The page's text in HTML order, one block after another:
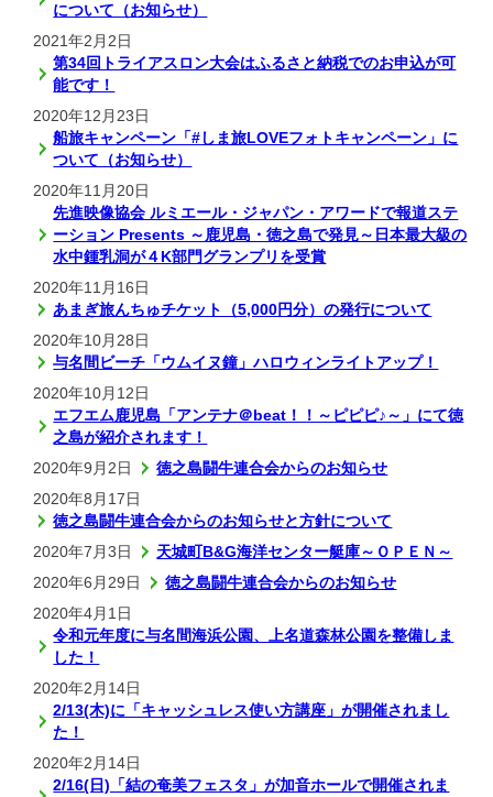
について（お知らせ）
2021年2月2日
第34回トライアスロン大会はふるさと納税でのお申込が可
能です！
2020年12月23日
船旅キャンペーン「#しま旅LOVEフォトキャンペーン」に
ついて（お知らせ）
2020年11月20日
先進映像協会 ルミエール・ジャパン・アワードで報道ステ
ーション Presents ～鹿児島・徳之島で発見～日本最大級の
水中鍾乳洞が４K部門グランプリを受賞
2020年11月16日
あまぎ旅んちゅチケット（5,000円分）の発行について
2020年10月28日
与名間ビーチ「ウムイヌ鐘」ハロウィンライトアップ！
2020年10月12日
エフエム鹿児島「アンテナ＠beat！！～ピピピ♪～」にて徳
之島が紹介されます！
2020年9月2日
徳之島闘牛連合会からのお知らせ
2020年8月17日
徳之島闘牛連合会からのお知らせと方針について
2020年7月3日
天城町B&G海洋センター艇庫～ＯＰＥＮ～
2020年6月29日
徳之島闘牛連合会からのお知らせ
2020年4月1日
令和元年度に与名間海浜公園、上名道森林公園を整備しま
した！
2020年2月14日
2/13(木)に「キャッシュレス使い方講座」が開催されまし
た！
2020年2月14日
2/16(日)「結の奄美フェスタ」が加音ホールで開催されま